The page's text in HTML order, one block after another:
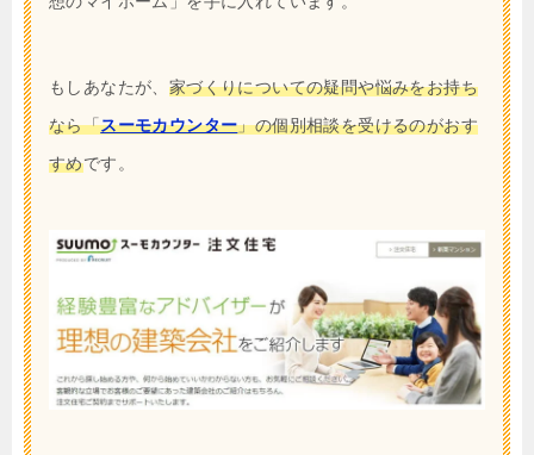
もしあなたが、 家づくりについての疑問や悩みをお持ち
なら「スーモカウンター」の個別相談を受けるのがおす
すめです。